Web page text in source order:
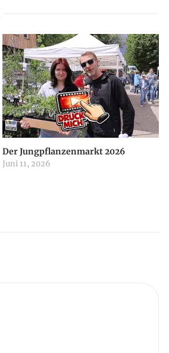
Der Jungpflanzenmarkt 2026
Juni 11, 2026